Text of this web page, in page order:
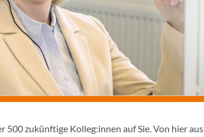
zukünftige Kolleg:innen auf Sie. Von hier aus